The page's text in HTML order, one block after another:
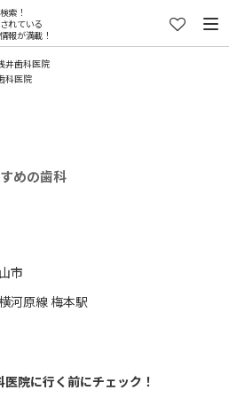
索！
れている
報が満載！
井歯科医院
科医院
めの歯科
市
河原線 梅本駅
院に行く前にチェック！